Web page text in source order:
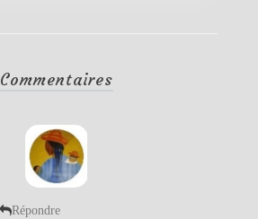
Commentaires
Répondre